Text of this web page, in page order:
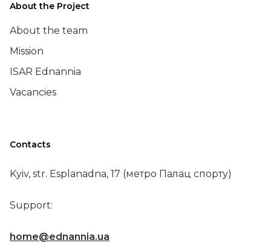
About the Project
About the team
Mission
ISAR Ednannia
Vacancies
Contacts
Kyiv, str. Esplanadna, 17 (метро Палац спорту)
Support:
home@ednannia.ua